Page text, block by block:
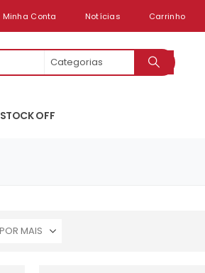
Minha Conta Notícias Carrinho
STOCK OFF